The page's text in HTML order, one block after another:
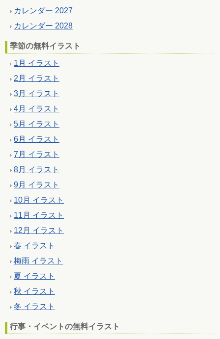
カレンダー 2027
カレンダー 2028
季節の無料イラスト
1月 イラスト
2月 イラスト
3月 イラスト
4月 イラスト
5月 イラスト
6月 イラスト
7月 イラスト
8月 イラスト
9月 イラスト
10月 イラスト
11月 イラスト
12月 イラスト
春 イラスト
梅雨 イラスト
夏 イラスト
秋 イラスト
冬 イラスト
行事・イベントの無料イラスト